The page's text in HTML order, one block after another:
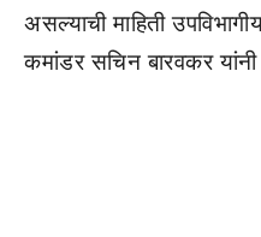
असल्याची माहिती
कमांडर सचिन बारवकर